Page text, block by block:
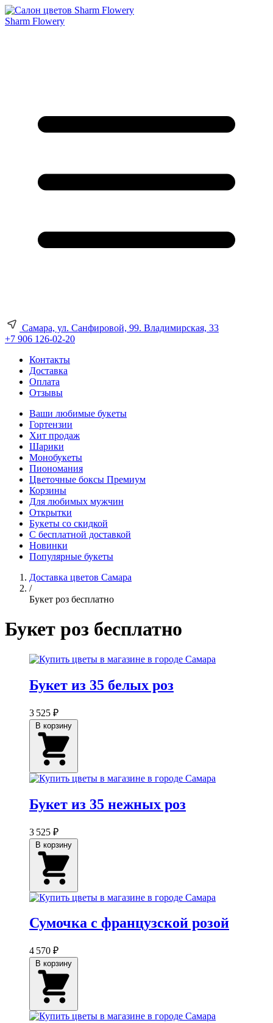
Sharm Flowery
Самара, ул. Санфировой, 99. Владимирская, 33
+7 906 126-02-20
Контакты
Доставка
Оплата
Отзывы
Ваши любимые букеты
Гортензии
Хит продаж
Шарики
Монобукеты
Пиономания
Цветочные боксы Премиум
Корзины
Для любимых мужчин
Открытки
Букеты со скидкой
С бесплатной доставкой
Новинки
Популярные букеты
Доставка цветов Самара
/
Букет роз бесплатно
Букет роз бесплатно
Букет из 35 белых роз
3 525 ₽
Букет из 35 нежных роз
3 525 ₽
Сумочка с французской розой
4 570 ₽